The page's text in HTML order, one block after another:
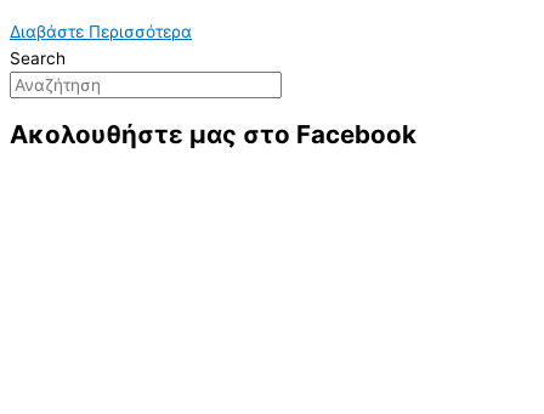
Διαβάστε Περισσότερα
Search
Ακολουθήστε μας στο Facebook